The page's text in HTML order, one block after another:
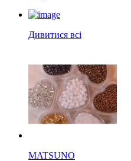
Дивитися всі
MATSUNO